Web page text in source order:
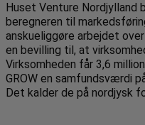
Huset Venture Nordjylland
beregneren til
anskueliggøre arbejdet
en bevilling til, at
Virksomheden får 3,6
GROW en samfundsværdi
Det kalder de på nordjysk